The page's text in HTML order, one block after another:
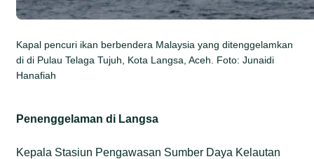
Kapal pencuri ikan berbendera Malaysia yang ditenggelamkan
di di Pulau Telaga Tujuh, Kota Langsa, Aceh. Foto: Junaidi
Hanafiah
Penenggelaman di Langsa
Kepala Stasiun Pengawasan Sumber Daya Kelautan